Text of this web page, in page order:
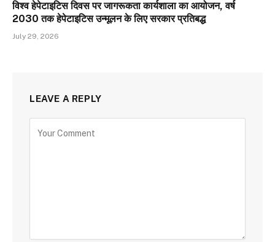
विश्व हेपेटाइटिस दिवस पर जागरूकता कार्यशाला का आयोजन, वर्ष
2030 तक हेपेटाइटिस उन्मूलन के लिए सरकार प्रतिबद्ध
July 29, 2026
LEAVE A REPLY